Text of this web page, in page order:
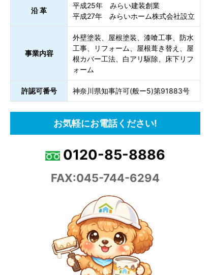
沿 革
平成25年 みらい建装創業
平成27年 みらいホーム株式会社設立
事業内容
外壁塗装、屋根塗装、漆喰工事、防水
工事、リフォーム、屋根葺き替え、屋
根カバー工法、白アリ駆除、床下リフ
ォーム
許認可番号 神奈川県知事許可(般ー5)第91883号
お気軽にお電話ください!
0120-85-8886
FAX:045-744-6294